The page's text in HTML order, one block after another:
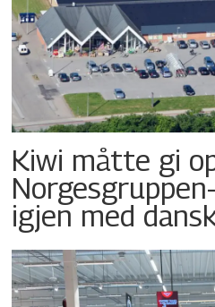
Kiwi måtte gi
igjen med